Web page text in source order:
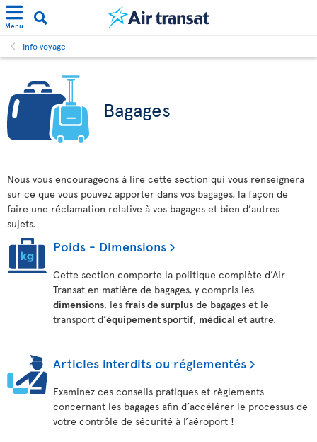
Menu
Info voyage
Bagages
Nous vous encourageons à lire cette section qui vous renseignera
sur ce que vous pouvez apporter dans vos bagages, la façon de
faire une réclamation relative à vos bagages et bien d’autres
sujets.
Poids - Dimensions
Cette section comporte la politique complète d’Air
Transat en matière de bagages, y compris les
dimensions, les frais de surplus de bagages et le
transport d’équipement sportif, médical et autre.
Articles interdits ou réglementés
Examinez ces conseils pratiques et règlements
concernant les bagages afin d’accélérer le processus de
votre contrôle de sécurité à l’aéroport !